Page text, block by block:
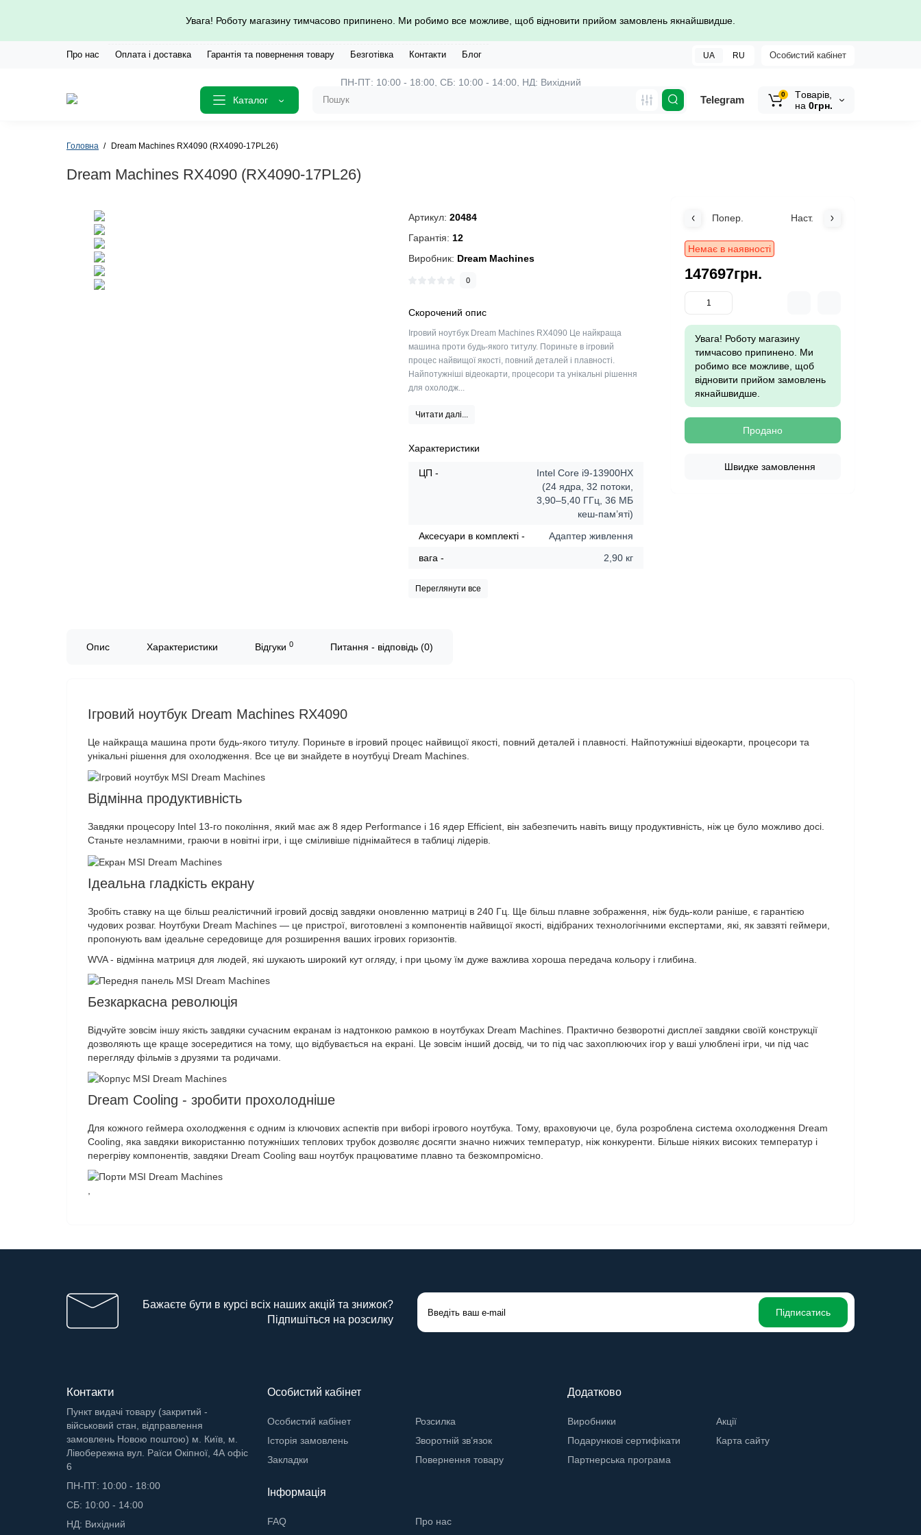
Увага! Роботу магазину тимчасово припинено. Ми робимо все можливе, щоб відновити прийом замовлень якнайшвидше.
Про нас Оплата і доставка Гарантія та повернення товару Безготівка Контакти Блог Особистий кабінет
UA RU
Каталог
ПН-ПТ: 10:00 - 18:00, СБ: 10:00 - 14:00, НД: Вихідний
Telegram 0
Tоварів,
на 0грн.
Головна Dream Machines RX4090 (RX4090-17PL26)
Dream Machines RX4090 (RX4090-17PL26)
Артикул: 20484
Гарантія: 12
Виробник: Dream Machines
0
Скорочений опис
Ігровий ноутбук Dream Machines RX4090 Це найкраща
машина проти будь-якого титулу. Пориньте в ігровий
процес найвищої якості, повний деталей і плавності.
Найпотужніші відеокарти, процесори та унікальні рішення
для охолодж...
Читати далі...
Характеристики
ЦП -
Intel Core i9-13900HX
(24 ядра, 32 потоки,
3,90–5,40 ГГц, 36 МБ
кеш-пам’яті)
Аксесуари в комплекті -
Адаптер живлення
вага -
2,90 кг
Переглянути все
Попер. Наст.
Немає в наявності
147697грн.
Увага! Роботу магазину
тимчасово припинено. Ми
робимо все можливе, щоб
відновити прийом замовлень
якнайшвидше.
Продано
Швидке замовлення
Опис Характеристики Відгуки 0 Питання - відповідь (0)
Ігровий ноутбук Dream Machines RX4090
Це найкраща машина проти будь-якого титулу. Пориньте в ігровий процес найвищої якості, повний деталей і плавності. Найпотужніші відеокарти, процесори та
унікальні рішення для охолодження. Все це ви знайдете в ноутбуці Dream Machines.
Відмінна продуктивність
Завдяки процесору Intel 13-го покоління, який має аж 8 ядер Performance і 16 ядер Efficient, він забезпечить навіть вищу продуктивність, ніж це було можливо досі.
Станьте незламними, граючи в новітні ігри, і ще сміливіше піднімайтеся в таблиці лідерів.
Ідеальна гладкість екрану
Зробіть ставку на ще більш реалістичний ігровий досвід завдяки оновленню матриці в 240 Гц. Ще більш плавне зображення, ніж будь-коли раніше, є гарантією
чудових розваг. Ноутбуки Dream Machines — це пристрої, виготовлені з компонентів найвищої якості, відібраних технологічними експертами, які, як завзяті геймери,
пропонують вам ідеальне середовище для розширення ваших ігрових горизонтів.
WVA - відмінна матриця для людей, які шукають широкий кут огляду, і при цьому їм дуже важлива хороша передача кольору і глибина.
Безкаркасна революція
Відчуйте зовсім іншу якість завдяки сучасним екранам із надтонкою рамкою в ноутбуках Dream Machines. Практично безворотні дисплеї завдяки своїй конструкції
дозволяють ще краще зосередитися на тому, що відбувається на екрані. Це зовсім інший досвід, чи то під час захоплюючих ігор у ваші улюблені ігри, чи під час
перегляду фільмів з друзями та родичами.
Dream Cooling - зробити прохолодніше
Для кожного геймера охолодження є одним із ключових аспектів при виборі ігрового ноутбука. Тому, враховуючи це, була розроблена система охолодження Dream
Cooling, яка завдяки використанню потужніших теплових трубок дозволяє досягти значно нижчих температур, ніж конкуренти. Більше ніяких високих температур і
перегріву компонентів, завдяки Dream Cooling ваш ноутбук працюватиме плавно та безкомпромісно.
,
Бажаєте бути в курсі всіх наших акцій та знижок?
Підпишіться на розсилку
Підписатись
Контакти
Пункт видачі товару (закритий -
військовий стан, відправлення
замовлень Новою поштою) м. Київ, м.
Лівобережна вул. Раїси Окіпної, 4А офіс
6
ПН-ПТ: 10:00 - 18:00
СБ: 10:00 - 14:00
НД: Вихідний
Особистий кабінет
Особистий кабінет
Історія замовлень
Закладки
Розсилка
Зворотній зв’язок
Повернення товару
Додатково
Виробники
Подарункові сертифікати
Партнерська програма
Акції
Карта сайту
Інформація
FAQ Про нас